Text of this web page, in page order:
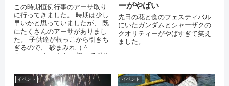
この時期恒例行事のアーサ取り
に行ってきました。 時期は少し
早いかと思っていましたが、 既
にたくさんのアーサがありまし
た。 子供達が根っこから引きち
ぎるので、 砂まみれ（＾
＾；；； ちゃんと、切って採り
ーがやばい
先日の花と食のフェスティバル
にいたガンダムとシャーザクの
クオリティーがやばすぎて笑え
ました。
イベント イベント